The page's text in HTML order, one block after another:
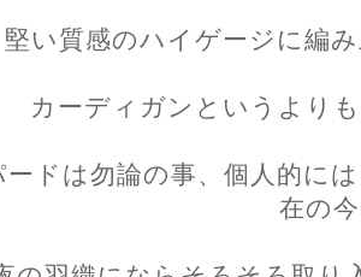
堅い質感のハイゲージに編
カーディガンというより
ードは勿論の事、個人的に
在の